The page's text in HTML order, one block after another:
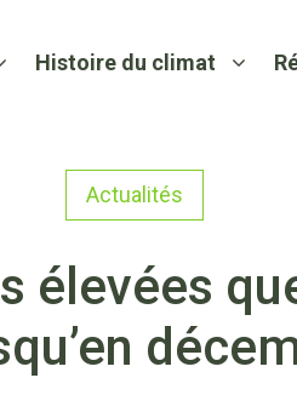
Histoire du climat
Actualités
élevées